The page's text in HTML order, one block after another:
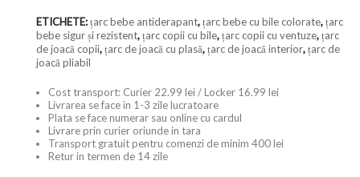
ETICHETE:țarc bebe antiderapant,țarc bebe cu bile colorate,țarc
bebe sigur și rezistent,țarc copii cu bile,țarc copii cu ventuze,țarc
de joacă copii,țarc de joacă cu plasă,țarc de joacă interior,țarc de
joacă pliabil
Cost transport: Curier 22.99 lei / Locker 16.99 lei
Livrarea se face in 1-3 zile lucratoare
Plata se face numerar sau online cu cardul
Livrare prin curier oriunde in tara
Transport gratuit pentru comenzi de minim 400 lei
Retur in termen de 14 zile